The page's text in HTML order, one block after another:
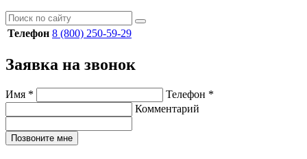
Телефон 8 (800) 250-59-29
Заявка на звонок
Имя * Телефон *
Комментарий
Позвоните мне